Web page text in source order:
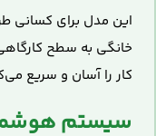
این مدل برای کسانی
خانگی به سطح
کار را آسان و سریع
سیستم